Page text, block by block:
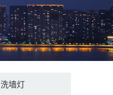
洗墙灯